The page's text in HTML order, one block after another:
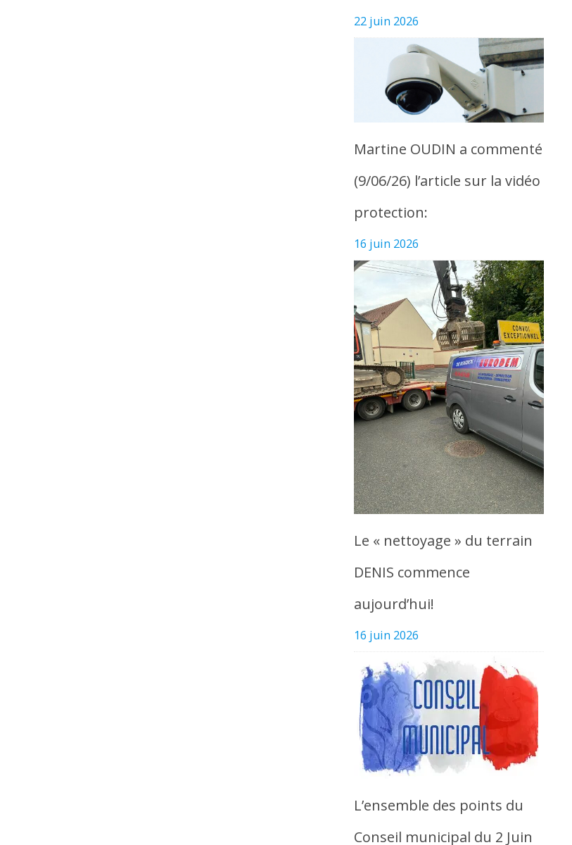
22 juin 2026
Martine OUDIN a commenté
(9/06/26) l’article sur la vidéo
protection:
16 juin 2026
Le « nettoyage » du terrain
DENIS commence
aujourd’hui!
16 juin 2026
L’ensemble des points du
Conseil municipal du 2 Juin